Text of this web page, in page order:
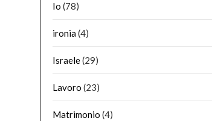
Io (78)
ironia(4)
Israele(29)
Lavoro (23)
Matrimonio (4)